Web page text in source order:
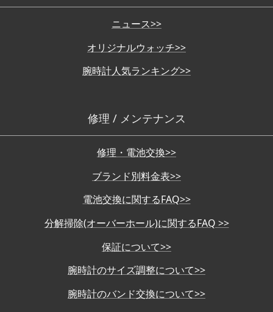
ニュース>>
オリジナルウォッチ>>
腕時計人気ランキング>>
修理 / メンテナンス
修理・電池交換>>
ブランド別料金表>>
電池交換に関するFAQ>>
分解掃除(オーバーホール)に関するFAQ >>
保証について>>
腕時計のサイズ調整について>>
腕時計のバンド交換について>>